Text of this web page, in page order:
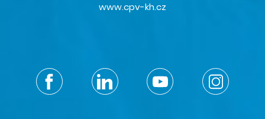
www.cpv-kh.cz